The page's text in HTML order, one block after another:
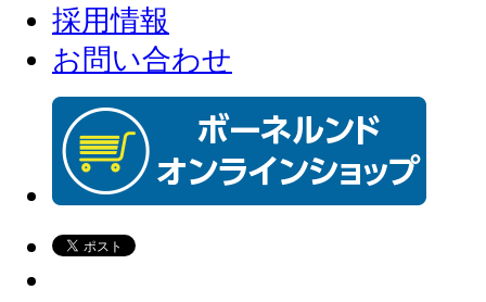
採用情報
お問い合わせ